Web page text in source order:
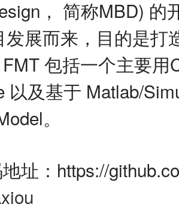
， 简称MBD)
发展而来，目的是
包括一个主要
以及基于 Matlab/
。
址：https://